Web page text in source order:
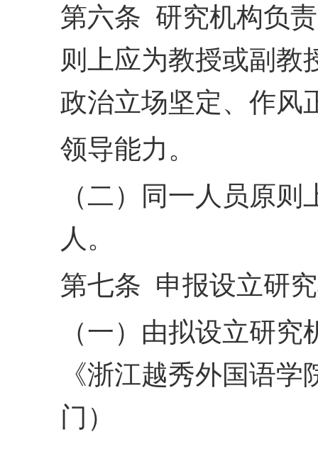
第六条 研究机构负
则上应为教授或副教
政治立场坚定、作风
领导能力。
（二）同一人员原
人。
第七条 申报设立研
（一）由拟设立研
《浙江越秀外国语
门）